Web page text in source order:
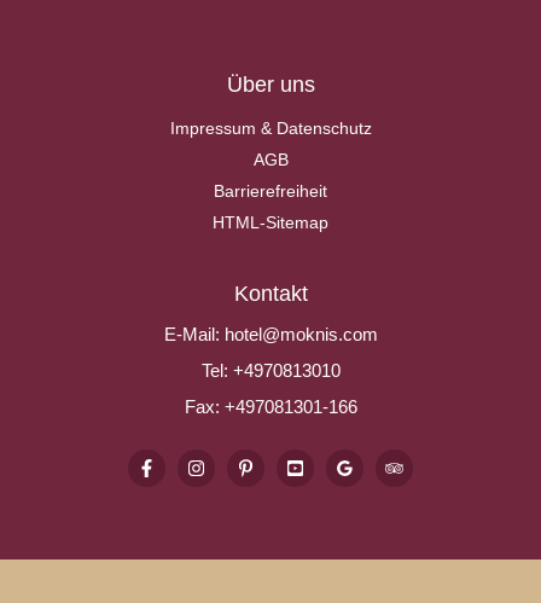
Über uns
Impressum & Datenschutz
AGB
Barrierefreiheit
HTML-Sitemap
Kontakt
E-Mail: hotel@moknis.com
Tel: +4970813010
Fax: +497081301-166